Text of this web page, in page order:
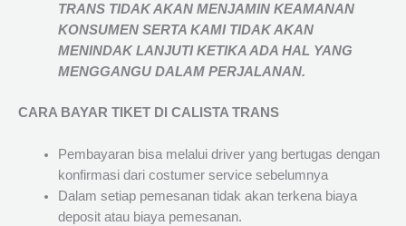
TRANSTIDAK AKAN MENJAMINKEAMANAN
KONSUMEN SERTA KAMI TIDAK AKAN
MENINDAK LANJUTI KETIKA ADA HAL YANG
MENGGANGU DALAM PERJALANAN.
CARA BAYAR TIKET DI CALISTA TRANS
Pembayaran bisa melalui driver yang bertugas dengan
konfirmasi dari costumer service sebelumnya
Dalam setiap pemesanan tidak akan terkena biaya
deposit atau biaya pemesanan.